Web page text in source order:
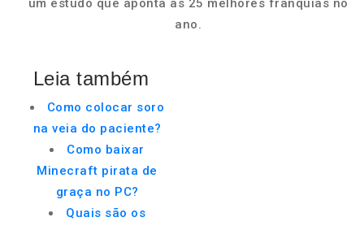
um estudo que aponta as 25 melhores franquias no
ano.
Leia também
Como colocar soro
na veia do paciente?
Como baixar
Minecraft pirata de
graça no PC?
Quais são os